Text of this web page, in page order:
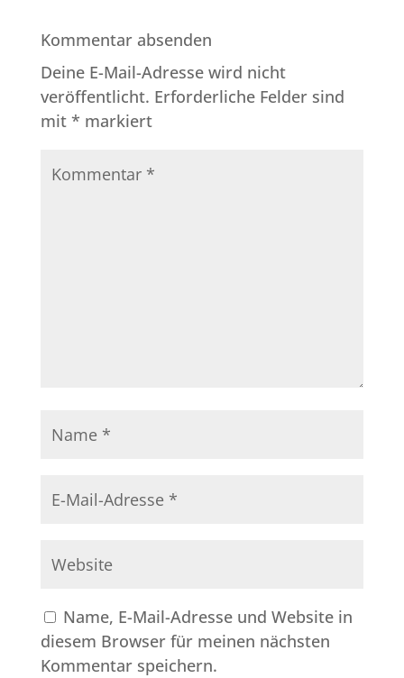
Kommentar absenden
Deine E-Mail-Adresse wird nicht
veröffentlicht. Erforderliche Felder sind
mit * markiert
Name, E-Mail-Adresse und Website in
diesem Browser für meinen nächsten
Kommentar speichern.